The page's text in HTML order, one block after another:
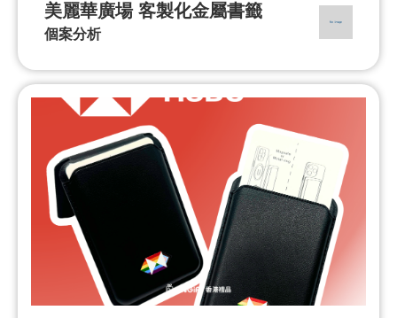
美麗華廣場 客製化金屬書籤
個案分析